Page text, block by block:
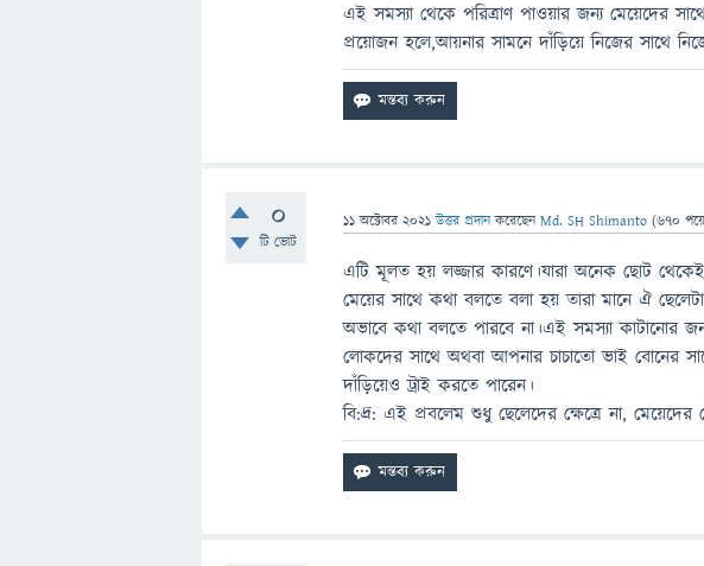
এই সমস্যা থেকে পরিত্রাণ পাওয়ার জন্য মেয়েদের
প্রয়োজন হলে,আয়নার সামনে দাঁড়িয়ে নিজের সাথে
0
টি ভোট
11 অক্টোবর 2021 উত্তর প্রদান করেছেনMd. SH Shimanto (670
এটি মূলত হয় লজ্জার কারণে।যারা অনেক ছোট
মেয়ের সাথে কথা বলতে বলা হয় তারা মানে ঐ
অভাবে কথা বলতে পারবে না।এই সমস্যা কাটানোর
লোকদের সাথে অথবা আপনার চাচাতো ভাই বোনের
দাঁড়িয়েও ট্রাই করতে পারেন।
বি:দ্র: এই প্রবলেম শুধু ছেলেদের ক্ষেত্রে না, মেয়েদের